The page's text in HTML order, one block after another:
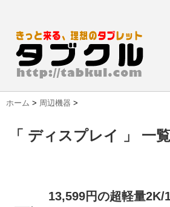
ホーム > 周辺機器 >
「 ディスプレイ 」 一覧
13,599円の超軽量2K/